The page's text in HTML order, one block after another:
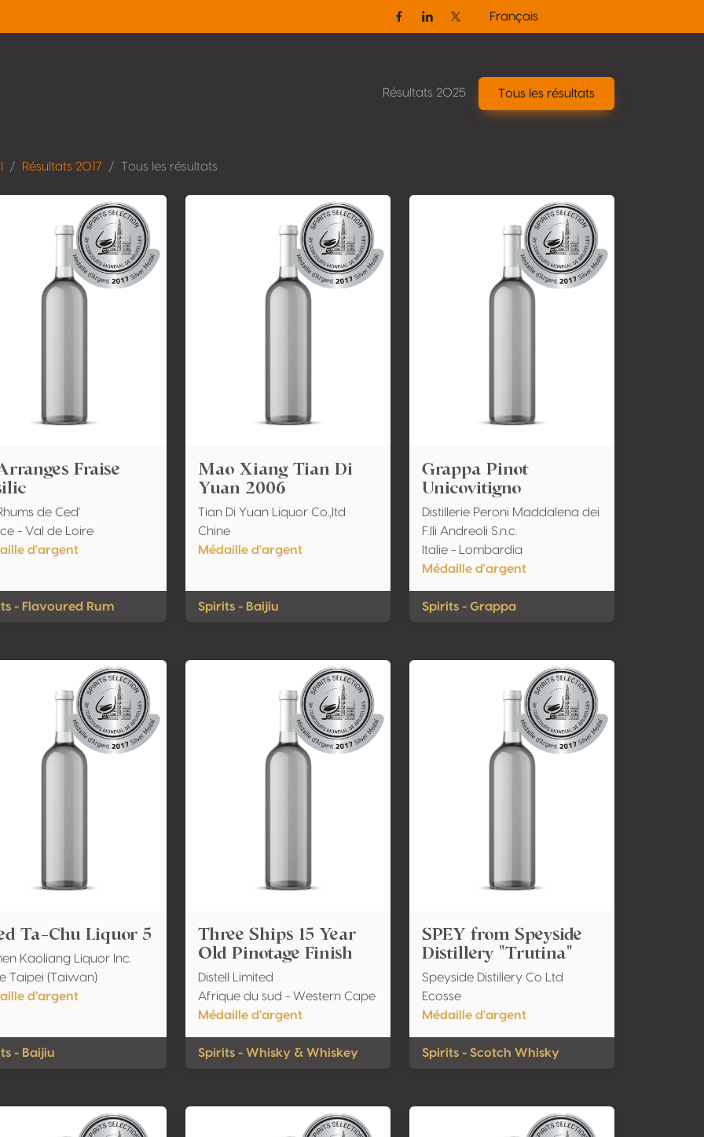
FacebookLinkedinTwitter / X
Français
Résultats 2025 Tous les résultats
Résultats 2017 Tous les résultats
Fraise
de Ced'
- Val de Loire
d'argent
- Flavoured Rum
Mao Xiang Tian Di
Yuan 2006
Tian Di Yuan Liquor Co.,ltd
Chine
Médaille d'argent
Spirits - Baijiu
Grappa Pinot
Unicovitigno
Distillerie Peroni Maddalena dei
F.lli Andreoli S.n.c.
Italie - Lombardia
Médaille d'argent
Spirits - Grappa
Ta-Chu Liquor 5
Kaoliang Liquor Inc.
Taipei (Taiwan)
d'argent
- Baijiu
Three Ships 15 Year
Old Pinotage Finish
Distell Limited
Afrique du sud - Western Cape
Médaille d'argent
Spirits - Whisky & Whiskey
SPEY from Speyside
Distillery "Trutina"
Speyside Distillery Co Ltd
Ecosse
Médaille d'argent
Spirits - Scotch Whisky